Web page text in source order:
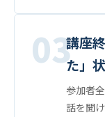
03講座
た」
参加者
話を聞